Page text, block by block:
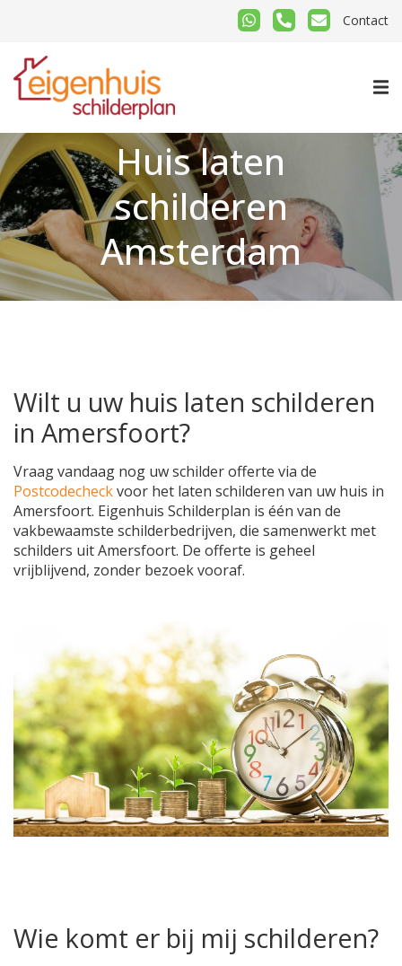
Contact
Huis laten
schilderen
Amsterdam
Wilt u uw huis laten schilderen
in Amersfoort?
Vraag vandaag nog uw schilder offerte via de
Postcodecheckvoor het laten schilderen van uw huis in
Amersfoort. Eigenhuis Schilderplan is één van de
vakbewaamste schilderbedrijven, die samenwerkt met
schilders uit Amersfoort. De offerte is geheel
vrijblijvend, zonder bezoek vooraf.
Wie komt er bij mij schilderen?